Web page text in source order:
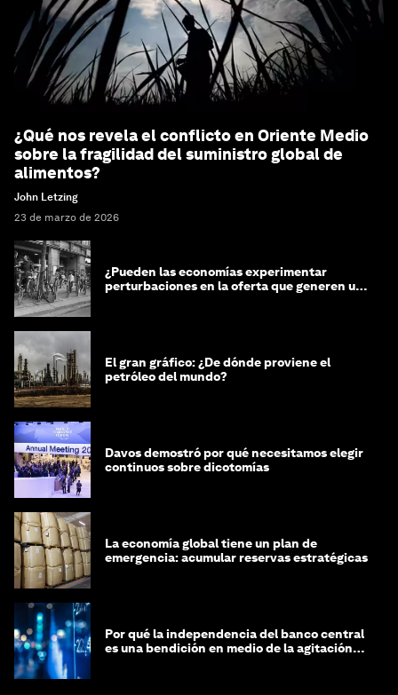
¿Qué nos revela el conflicto en Oriente Medio
sobre la fragilidad del suministro global de
alimentos?
John Letzing
23 de marzo de 2026
¿Pueden las economías experimentar
perturbaciones en la oferta que generen un
El gran gráfico: ¿De dónde proviene el
petróleo del mundo?
Davos demostró por qué necesitamos elegir
continuos sobre dicotomías
La economía global tiene un plan de
emergencia: acumular reservas estratégicas
Por qué la independencia del banco central
es una bendición en medio de la agitación